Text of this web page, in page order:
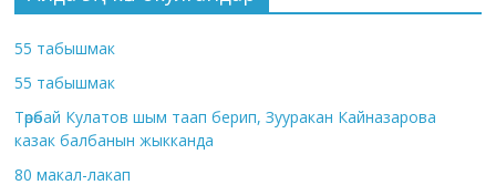
55 табышмак
55 табышмак
Төрөбай Кулатов шым таап берип, Зууракан Кайназарова
казак балбанын жыкканда
80 макал-лакап